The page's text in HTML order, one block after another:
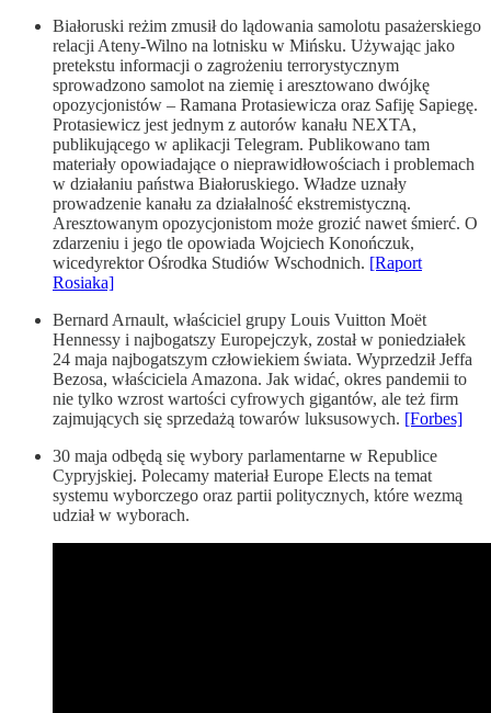
Białoruski reżim zmusił do lądowania samolotu pasażerskiego
relacji Ateny-Wilno na lotnisku w Mińsku. Używając jako
pretekstu informacji o zagrożeniu terrorystycznym
sprowadzono samolot na ziemię i aresztowano dwójkę
opozycjonistów – Ramana Protasiewicza oraz Safiję Sapiegę.
Protasiewicz jest jednym z autorów kanału NEXTA,
publikującego w aplikacji Telegram. Publikowano tam
materiały opowiadające o nieprawidłowościach i problemach
w działaniu państwa Białoruskiego. Władze uznały
prowadzenie kanału za działalność ekstremistyczną.
Aresztowanym opozycjonistom może grozić nawet śmierć. O
zdarzeniu i jego tle opowiada Wojciech Konończuk,
wicedyrektor Ośrodka Studiów Wschodnich. [Raport
Rosiaka]
Bernard Arnault, właściciel grupy Louis Vuitton Moët
Hennessy i najbogatszy Europejczyk, został w poniedziałek
24 maja najbogatszym człowiekiem świata. Wyprzedził Jeffa
Bezosa, właściciela Amazona. Jak widać, okres pandemii to
nie tylko wzrost wartości cyfrowych gigantów, ale też firm
zajmujących się sprzedażą towarów luksusowych. [Forbes]
30 maja odbędą się wybory parlamentarne w Republice
Cypryjskiej. Polecamy materiał Europe Elects na temat
systemu wyborczego oraz partii politycznych, które wezmą
udział w wyborach.